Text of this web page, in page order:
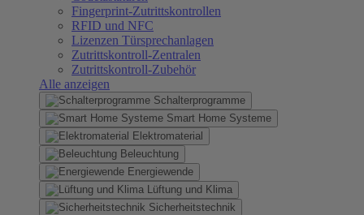
Fingerprint-Zutrittskontrollen
RFID und NFC
Lizenzen Türsprechanlagen
Zutrittskontroll-Zentralen
Zutrittskontroll-Zubehör
Alle anzeigen
Schalterprogramme
Smart Home Systeme
Elektromaterial
Beleuchtung
Energiewende
Lüftung und Klima
Sicherheitstechnik